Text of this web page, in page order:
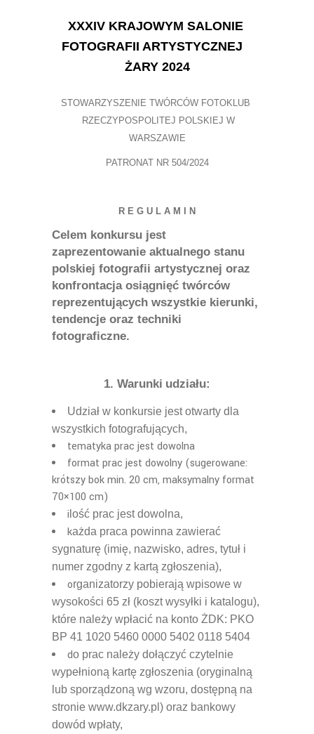
XXXIVKRAJOWYM SALONIE
FOTOGRAFII ARTYSTYCZNEJ
ŻARY 2024
STOWARZYSZENIE TWÓRCÓW FOTOKLUB
RZECZYPOSPOLITEJ POLSKIEJ W
WARSZAWIE
PATRONAT NR 504/2024
R E G U L A M I N
Celem konkursu jest
zaprezentowanie aktualnego stanu
polskiej fotografii artystycznej oraz
konfrontacja osiągnięć twórców
reprezentujących wszystkie kierunki,
tendencje oraz techniki
fotograficzne.
1. Warunki udziału:
Udział w konkursie jest otwarty dla
wszystkich fotografujących,
tematyka prac jest dowolna
format prac jest dowolny (sugerowane:
krótszy bok min. 20 cm, maksymalny format
70×100 cm)
i lość prac jest dowolna,
każda praca powinna zawierać
sygnaturę (imię, nazwisko, adres, tytuł i
numer zgodny z kartą zgłoszenia),
organizatorzy pobierają wpisowe w
wysokości 65 zł (koszt wysyłki i katalogu),
które należy wpłacić na konto ŻDK: PKO
BP 41 1020 5460 0000 5402 0118 5404
do prac należy dołączyć czytelnie
wypełnioną kartę zgłoszenia (orygina lną
lub sporządzoną wg wzoru, dostępną na
stronie www.dkzary.pl) oraz bankowy
dowód wpłaty,